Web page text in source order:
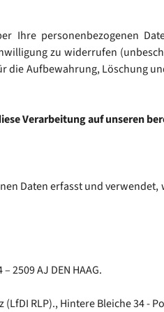
Ihre personenbezogenen
zu widerrufen
Aufbewahrung, Löschung
Verarbeitung auf unseren
Daten erfasst und
2509 AJ DEN HAAG.
RLP)., Hintere Bleiche 34 -